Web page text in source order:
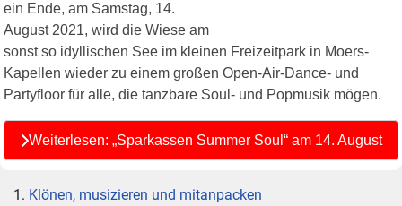
ein Ende, am Samstag, 14.
August 2021, wird die Wiese am
sonst so idyllischen See im kleinen Freizeitpark in Moers-
Kapellen wieder zu einem großen Open-Air-Dance- und
Partyfloor für alle, die tanzbare Soul- und Popmusik mögen.
Weiterlesen: „Sparkassen Summer Soul“ am 14. August
Klönen, musizieren und mitanpacken